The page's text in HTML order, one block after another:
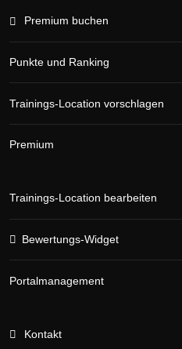
Premium buchen
Punkte und Ranking
Trainings-Location vorschlagen
Premium
Trainings-Location bearbeiten
Bewertungs-Widget
Portalmanagement
Kontakt